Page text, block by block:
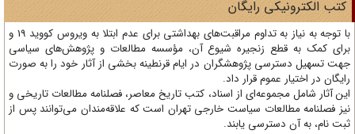
الکترونیکی رایگان
با توجه به نیاز به تداوم مراقبت‌های بهداشتی برای عدم ابتلا به ویروس کووید 19 و
کمک به قطع زنجیره شیوع آن، مؤسسه مطالعات و پژوهش‌های سیاسی
تسهیل دسترسی پژوهشگران در ایام قرنطینه بخشی از آثار خود را به صورت
در اختیار عموم قرار داد.
آثار شامل مجموعه‌ای از اسناد، کتب تاریخ معاصر، فصلنامه‌ مطالعات تاریخی و
فصلنامه مطالعات سیاست خارجی تهران است که علاقه‌مندان می‌توانند پس از
نام، به آن دسترسی یابند.